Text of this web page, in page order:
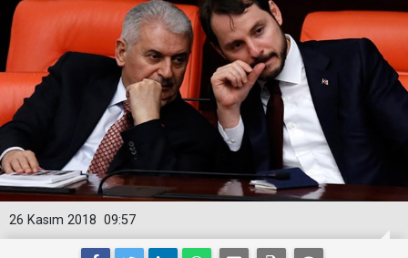
09:57
26 Kasım 2018